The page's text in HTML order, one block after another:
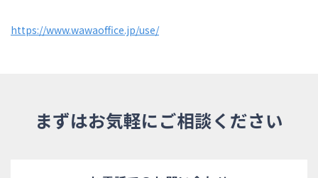
https://www.wawaoffice.jp/use/
まずはお気軽にご相談ください